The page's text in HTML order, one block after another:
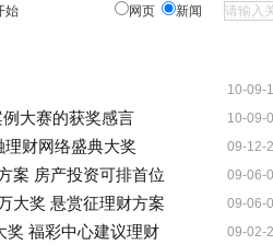
始 网页 新闻
10-09-
10-09-
大赛的获奖感言
09-12-
理财网络盛典大奖
09-06-
案 房产投资可排首位
09-06-
大奖 悬赏征理财方案
09-02-
奖 福彩中心建议理财